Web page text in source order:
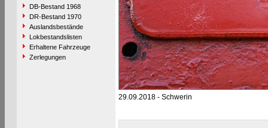
DB-Bestand 1968
DR-Bestand 1970
Auslandsbestände
Lokbestandslisten
Erhaltene Fahrzeuge
Zerlegungen
29.09.2018 - Schwerin